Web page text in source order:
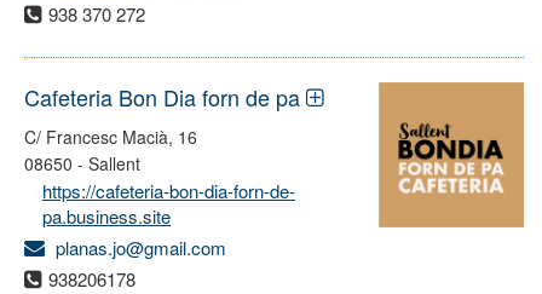
938 370 272
Cafeteria Bon Dia forn de pa
C/ Francesc Macià, 16
08650 - Sallent
https://cafeteria-bon-dia-forn-de-
pa.business.site
planas.jo@gmail.com
938206178